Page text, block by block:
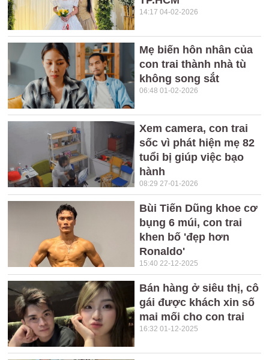
14:17 04-02-2026
Mẹ biến hôn nhân của
con trai thành nhà tù
không song sắt
06:48 01-02-2026
Xem camera, con trai
sốc vì phát hiện mẹ 82
tuổi bị giúp việc bạo
hành
08:29 27-01-2026
Bùi Tiến Dũng khoe cơ
bụng 6 múi, con trai
khen bố 'đẹp hơn
Ronaldo'
15:40 22-12-2025
Bán hàng ở siêu thị, cô
gái được khách xin số
mai mối cho con trai
16:32 01-12-2025